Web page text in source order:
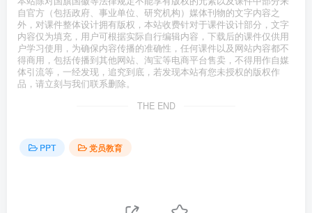
自官方（包括政府、事业单位、研究机构）媒体刊物的文字内容之
外，对课件整体设计拥有版权，本站收费针对于课件设计部分，文字
内容仅为填充，用户可根据实际自行编辑内容，下载后的课件仅供用
户学习使用，为确保内容传播的准确性，任何课件以及网站内容都不
得商用，包括传播到其他网站、淘宝等电商平台售卖，不得用作自媒
体引流等，一经发现，追究到底，若发现本站有您未授权的版权作
品，请立刻与我们联系删除。
THE END
PPT 党员教育